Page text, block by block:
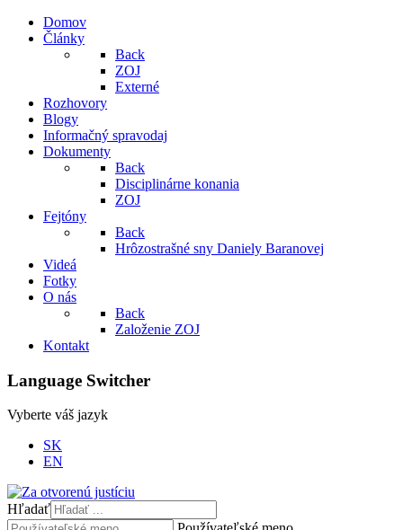
Domov
Články
Back
ZOJ
Externé
Rozhovory
Blogy
Informačný spravodaj
Dokumenty
Back
Disciplinárne konania
ZOJ
Fejtóny
Back
Hrôzostrašné sny Daniely Baranovej
Videá
Fotky
O nás
Back
Založenie ZOJ
Kontakt
Language Switcher
Vyberte váš jazyk
SK
EN
Hľadať